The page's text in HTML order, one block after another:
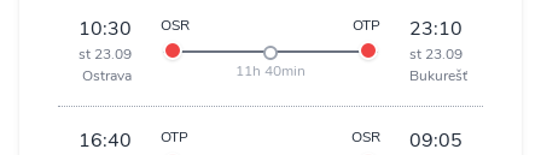
10:30
st 23.09
Ostrava
OSR OTP
11h 40min
23:10
st 23.09
Bukurešť
16:40 OTP OSR 09:05